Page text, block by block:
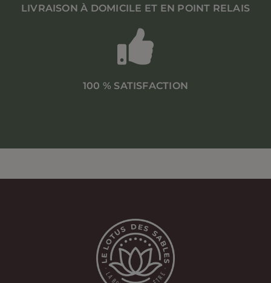
LIVRAISON À DOMICILE ET EN POINT RELAIS
100 % SATISFACTION